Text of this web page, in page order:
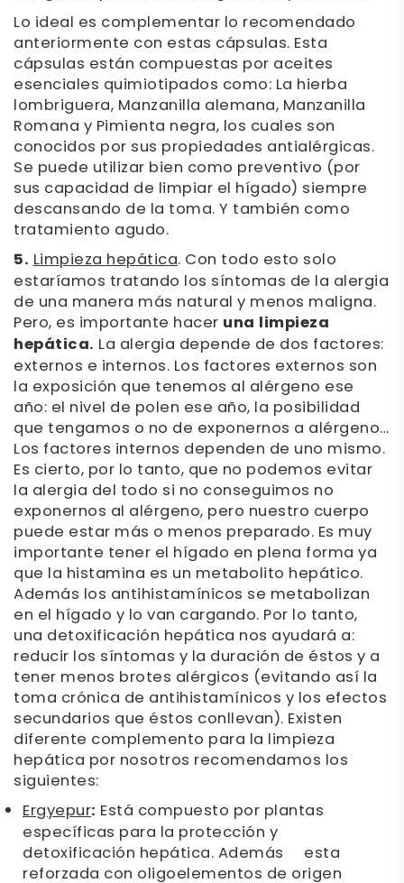
Lo ideal es complementar lo recomendado
anteriormente con estas cápsulas. Esta
cápsulas están compuestas por aceites
esenciales quimiotipados como: La hierba
lombriguera, Manzanilla alemana, Manzanilla
Romana y Pimienta negra, los cuales son
conocidos por sus propiedades antialérgicas.
Se puede utilizar bien como preventivo (por
sus capacidad de limpiar el hígado) siempre
descansando de la toma. Y también como
tratamiento agudo.
5.Limpieza hepática. Con todo esto solo
estaríamos tratando los síntomas de la alergia
de una manera más natural y menos maligna.
Pero, es importante hacer una limpieza
hepática. La alergia depende de dos factores:
externos e internos. Los factores externos son
la exposición que tenemos al alérgeno ese
año: el nivel de polen ese año, la posibilidad
que tengamos o no de exponernos a alérgeno…
Los factores internos dependen de uno mismo.
Es cierto, por lo tanto, que no podemos evitar
la alergia del todo si no conseguimos no
exponernos al alérgeno, pero nuestro cuerpo
puede estar más o menos preparado. Es muy
importante tener el hígado en plena forma ya
que la histamina es un metabolito hepático.
Además los antihistamínicos se metabolizan
en el hígado y lo van cargando. Por lo tanto,
una detoxificación hepática nos ayudará a:
reducir los síntomas y la duración de éstos y a
tener menos brotes alérgicos (evitando así la
toma crónica de antihistamínicos y los efectos
secundarios que éstos conllevan). Existen
diferente complemento para la limpieza
hepática por nosotros recomendamos los
siguientes:
Ergyepur: Está compuesto por plantas
específicas para la protección y
detoxificación hepática. Además esta
reforzada con oligoelementos de origen